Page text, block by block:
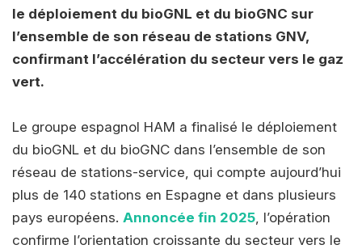
le déploiement du bioGNL et du bioGNC sur
l’ensemble de son réseau de stations GNV,
confirmant l’accélération du secteur vers le gaz
vert.
Le groupe espagnol HAM a finalisé le déploiement
du bioGNL et du bioGNC dans l’ensemble de son
réseau de stations-service, qui compte aujourd’hui
plus de 140 stations en Espagne et dans plusieurs
pays européens. Annoncée fin 2025 , l’opération
confirme l’orientation croissante du secteur vers le